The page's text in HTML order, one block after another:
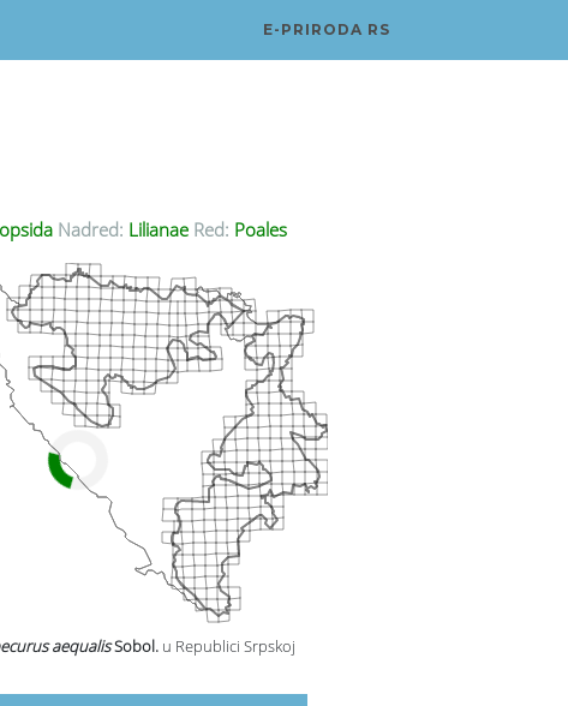
E-PRIRODA RS
Nadred: Lilianae Red: Poales
aequalisSobol. u Republici Srpskoj